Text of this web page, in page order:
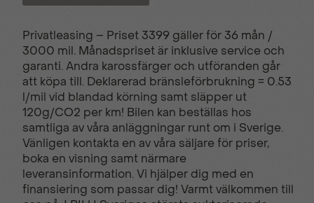
ABS-bromsar Aktiv filhållning
Akustisk varning för
fotgängare
Automatisk avbländbar
backspegel
Automatisk
luftkonditionering
Automatisk strålkastare
Privatleasing – Priset 3399 gäller för 36 mån /
3000 mil. Månadspriset är inklusive service och
garanti. Andra karossfärger och utföranden går
att köpa till. Deklarerad bränsleförbrukning = 0.53
l/mil vid blandad körning samt släpper ut
120g/CO2 per km! Bilen kan beställas hos
samtliga av våra anläggningar runt om i Sverige.
Vänligen kontakta en av våra säljare för priser,
boka en visning samt närmare
leveransinformation. Vi hjälper dig med en
finansiering som passar dig! Varmt välkommen till